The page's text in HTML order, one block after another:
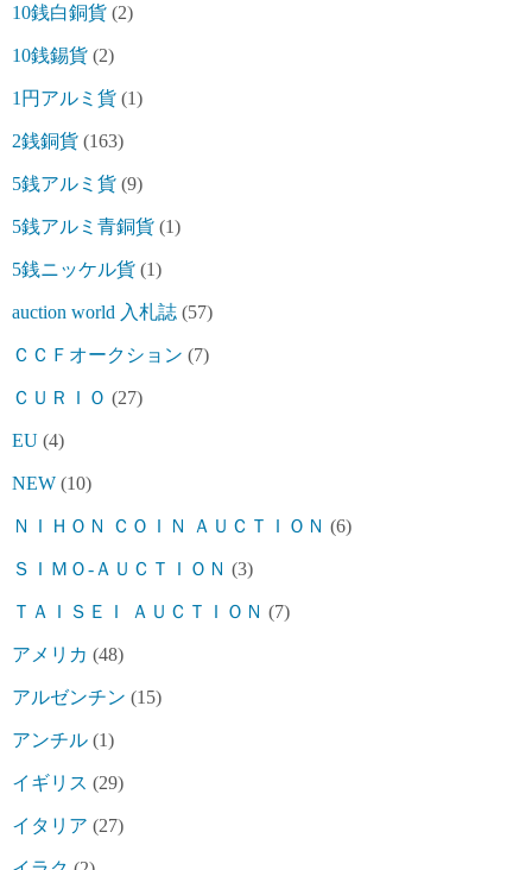
10銭白銅貨 (2)
10銭錫貨 (2)
1円アルミ貨 (1)
2銭銅貨 (163)
5銭アルミ貨 (9)
5銭アルミ青銅貨 (1)
5銭ニッケル貨 (1)
auction world 入札誌 (57)
ＣＣＦオークション (7)
ＣＵＲＩＯ (27)
EU (4)
NEW (10)
ＮＩＨＯＮ ＣＯＩＮ ＡＵＣＴＩＯＮ (6)
ＳＩＭＯ-ＡＵＣＴＩＯＮ (3)
ＴＡＩＳＥＩ ＡＵＣＴＩＯＮ (7)
アメリカ (48)
アルゼンチン (15)
アンチル (1)
イギリス (29)
イタリア (27)